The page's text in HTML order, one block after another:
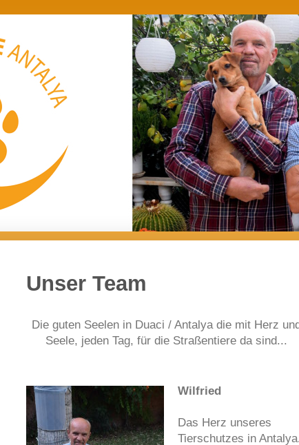
Unser Team
Die guten Seelen in Duaci / Antalya die mit Herz und
Seele, jeden Tag, für die Straßentiere da sind...
Wilfried
Das Herz unseres
Tierschutzes in